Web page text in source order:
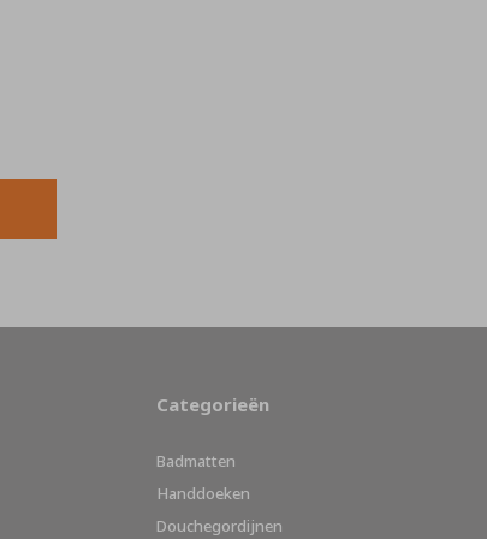
Categorieën
Badmatten
Handdoeken
Douchegordijnen